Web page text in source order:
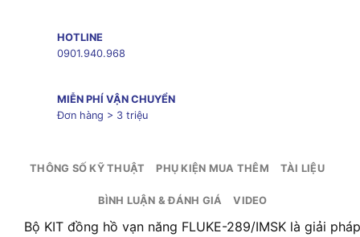
HOTLINE
0901.940.968
MIỄN PHÍ VẬN CHUYỂN
Đơn hàng > 3 triệu
THÔNG SỐ KỸ THUẬT PHỤ KIỆN MUA THÊM TÀI LIỆU
BÌNH LUẬN & ĐÁNH GIÁ VIDEO
Bộ KIT đồng hồ vạn năng FLUKE-289/IMSK là giải